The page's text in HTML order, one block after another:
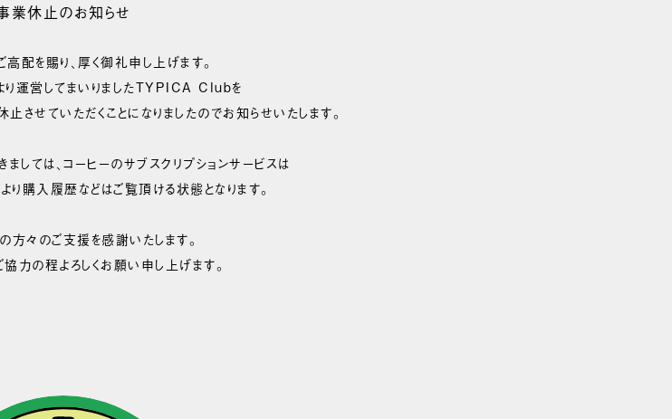
業休止のお知らせ
配を賜り、厚く御礼申し上げます。
り運営してまいりましたTYPICA Clubを
せていただくことになりましたのでお知らせいたします。
しては、コーヒーのサブスクリプションサービスは
り購入履歴などはご覧頂ける状態となります。
方々のご支援を感謝いたします。
力の程よろしくお願い申し上げます。